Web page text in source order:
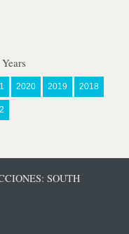
2020 2019 2018
SOUTH